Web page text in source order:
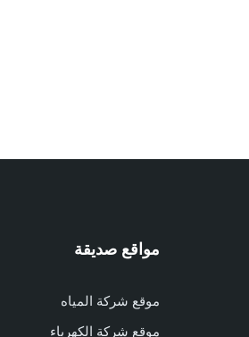
مواقع صديقة
موقع شركة المياه
موقع شركة الكهرباء